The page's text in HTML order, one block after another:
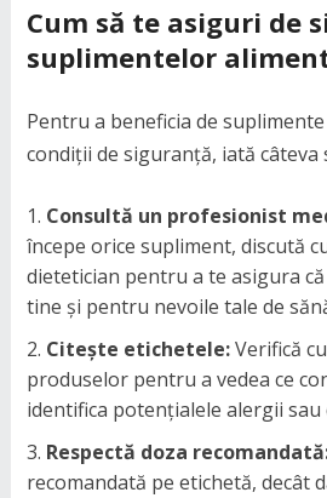
Cum să te asiguri de
suplimentelor
Pentru a beneficia de
condiții de siguranță, iată câteva
Consultă un profesionist
începe orice supliment, discută
dietetician pentru a te asigura
tine și pentru nevoile tale de
Citește etichetele:Verifică
produselor pentru a vedea ce
identifica potențialele alergii sau
Respectă doza
recomandată pe etichetă, decât